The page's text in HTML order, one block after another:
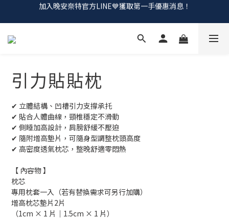
會員招募中💰加入會員！領取註冊購物金
會員招募中💰加入會員！領取註冊購物金
立即預約體驗✨享獨立試躺空間，選床更自在 🤍
會員招募中💰加入會員！領取註冊購物金
引力貼貼枕
✔ 立體結構、凹槽引力支撐承托
✔ 貼合人體曲線，頸椎穩定不滑動
✔ 側睡加高設計，肩膀舒緩不壓迫
✔ 隨附增高墊片，可隨身型調整枕頭高度
✔ 高密度透氣枕芯，整晚舒適零悶熱
【 內容物 】
枕芯
專用枕套一入（若有替換需求可另行加購）
增高枕芯墊片2片
（1cm × 1 片｜1.5cm × 1 片）